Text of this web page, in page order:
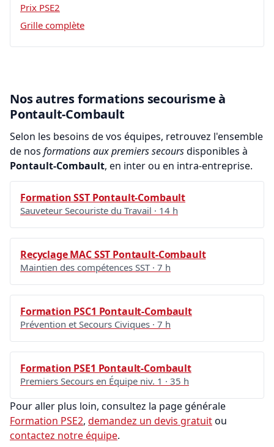
Prix PSE2
Grille complète
Nos autres formations secourisme à
Pontault-Combault
Selon les besoins de vos équipes, retrouvez l'ensemble
de nos formations aux premiers secoursdisponibles à
Pontault-Combault, en inter ou en intra-entreprise.
Formation SST Pontault-Combault
Sauveteur Secouriste du Travail · 14 h
Recyclage MAC SST Pontault-Combault
Maintien des compétences SST · 7 h
Formation PSC1 Pontault-Combault
Prévention et Secours Civiques · 7 h
Formation PSE1 Pontault-Combault
Premiers Secours en Équipe niv. 1 · 35 h
Pour aller plus loin, consultez la page générale
Formation PSE2, demandez un devis gratuitou
contactez notre équipe.